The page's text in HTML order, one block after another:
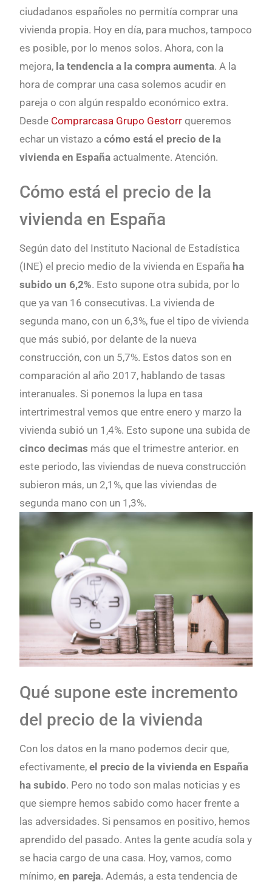
ciudadanos españoles no permitía comprar una
vivienda propia. Hoy en día, para muchos, tampoco
es posible, por lo menos solos. Ahora, con la
mejora, la tendencia a la compra aumenta. A la
hora de comprar una casa solemos acudir en
pareja o con algún respaldo económico extra.
Desde Comprarcasa Grupo Gestorr queremos
echar un vistazo acómo está el precio de la
vivienda en España actualmente. Atención.
Cómo está el precio de la
vivienda en España
Según dato del Instituto Nacional de Estadística
(INE) el precio medio de la vivienda en España ha
subido un 6,2%. Esto supone otra subida, por lo
que ya van 16 consecutivas. La vivienda de
segunda mano, con un 6,3%, fue el tipo de vivienda
que más subió, por delante de la nueva
construcción, con un 5,7%. Estos datos son en
comparación al año 2017, hablando de tasas
interanuales. Si ponemos la lupa en tasa
intertrimestral vemos que entre enero y marzo la
vivienda subió un 1,4%. Esto supone una subida de
cinco decimas más que el trimestre anterior. en
este periodo, las viviendas de nueva construcción
subieron más, un 2,1%, que las viviendas de
segunda mano con un 1,3%.
Qué supone este incremento
del precio de la vivienda
Con los datos en la mano podemos decir que,
efectivamente, el precio de la vivienda en España
ha subido. Pero no todo son malas noticias y es
que siempre hemos sabido como hacer frente a
las adversidades. Si pensamos en positivo, hemos
aprendido del pasado. Antes la gente acudía sola y
se hacia cargo de una casa. Hoy, vamos, como
mínimo,en pareja. Además, a esta tendencia de